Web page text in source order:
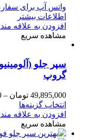
واتس آپ برای
اطلاعات بیشتر
افزودن به علاقه
مشاهده سریع
گروپ
49,895,000 تومان –
انتخاب گزینه‌ها
افزودن به علاقه
مشاهده سریع